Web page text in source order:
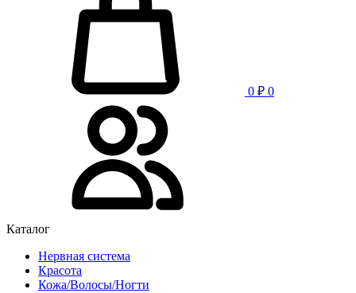
0 ₽ 0
Каталог
Нервная система
Красота
Кожа/Волосы/Ногти